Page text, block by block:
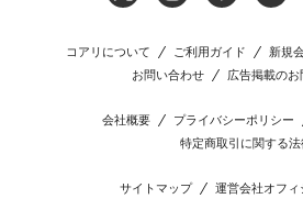
コアリについて ご利用ガイド 新規
お問い合わせ
広告掲載の
会社概要 プライバシーポリシー
特定商取引に関する法
サイトマップ 運営会社オフィ